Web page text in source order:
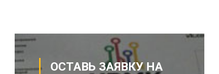
ОСТАВЬ ЗАЯВКУ НА